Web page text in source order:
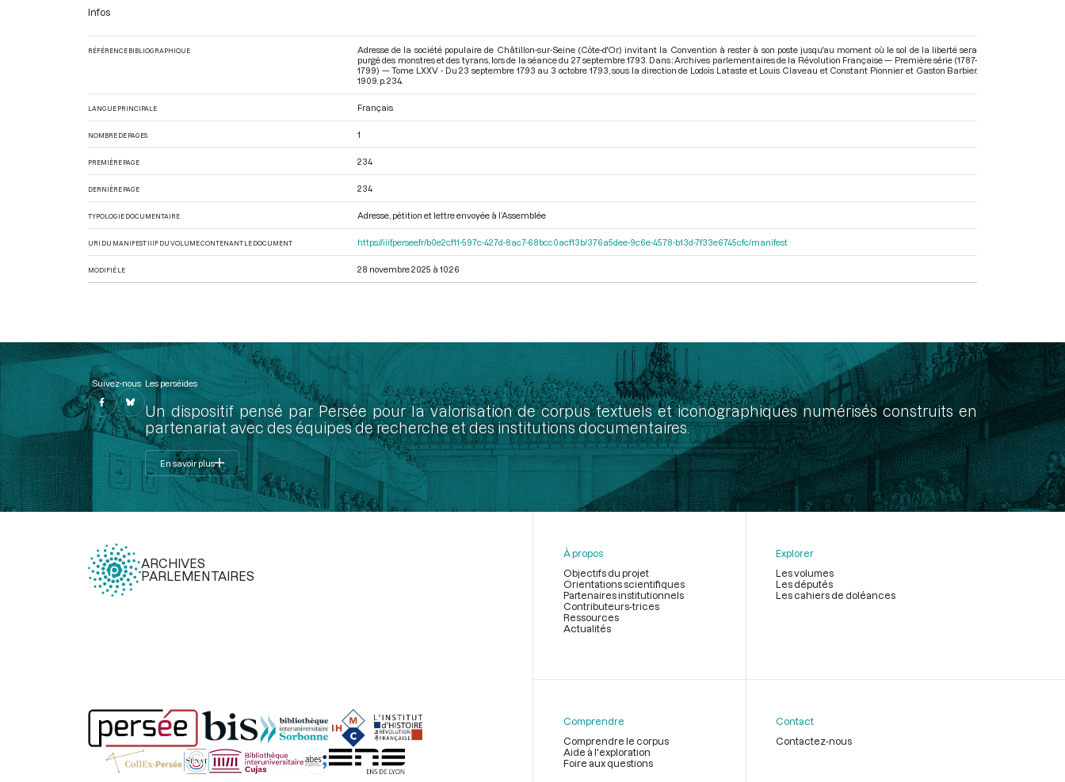
Infos
RÉFÉRENCE BIBLIOGRAPHIQUE
Adresse de la société populaire de Châtillon-sur-Seine (Côte-d'Or) invitant la Convention à rester à son poste jusqu'au moment où le sol de la liberté sera
purgé des monstres et des tyrans, lors de la séance du 27 septembre 1793. Dans : Archives parlementaires de la Révolution Française — Première série (1787-
1799) — Tome LXXV - Du 23 septembre 1793 au 3 octobre 1793 , sous la direction de Lodoïs Lataste et Louis Claveau et Constant Pionnier et Gaston Barbier.
1909. p. 234.
LANGUE PRINCIPALE Français
NOMBRE DE PAGES 1
PREMIÈRE PAGE 234
DERNIÈRE PAGE 234
TYPOLOGIE DOCUMENTAIRE Adresse, pétition et lettre envoyée à l’Assemblée
URI DU MANIFEST IIIF DU VOLUME CONTENANT LE DOCUMENT https://iiif.persee.fr/b0e2cf11-597c-427d-8ac7-68bcc0acf13b/376a5dee-9c6e-4578-b13d-7f33e6745cfc/manifest
MODIFIÉ LE 28 novembre 2025 à 10:26
Suivez-nous Les perséides
Un dispositif pensé par Persée pour la valorisation de corpus textuels et iconographiques numérisés construits en
partenariat avec des équipes de recherche et des institutions documentaires.
En savoir plus
ARCHIVES
PARLEMENTAIRES
page
À propos
Objectifs du projet
Orientations scientifiques
Partenaires institutionnels
Contributeurs-trices
Ressources
Actualités
Explorer
Les volumes
Les députés
Les cahiers de doléances
Comprendre
Comprendre le corpus
Aide à l'exploration
Foire aux questions
Contact
Contactez-nous